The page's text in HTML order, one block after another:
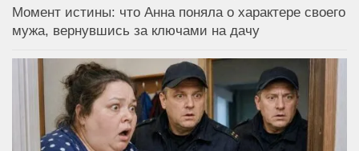
Момент истины: что Анна поняла о характере своего
мужа, вернувшись за ключами на дачу